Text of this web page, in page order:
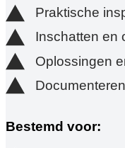
Praktische
Inschatten en
Oplossingen
Bestemd voor: